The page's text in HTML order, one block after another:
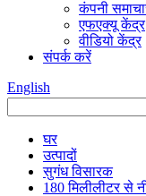
कंपनी
एफएक्यू केंद्र
वीडियो केंद्र
संपर्क करें
English
घर
उत्पादों
सुगंध विसारक
180 मिलीलीटर से